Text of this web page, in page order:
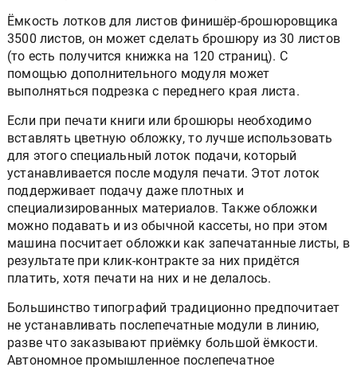
Ёмкость лотков для листов финишёр-брошюровщика
3500 листов, он может сделать брошюру из 30 листов
(то есть получится книжка на 120 страниц). С
помощью дополнительного модуля может
выполняться подрезка с переднего края листа.
Если при печати книги или брошюры необходимо
вставлять цветную обложку, то лучше использовать
для этого специальный лоток подачи, который
устанавливается после модуля печати. Этот лоток
поддерживает подачу даже плотных и
специализированных материалов. Также обложки
можно подавать и из обычной кассеты, но при этом
машина посчитает обложки как запечатанные листы, в
результате при клик-контракте за них придётся
платить, хотя печати на них и не делалось.
Большинство типографий традиционно предпочитает
не устанавливать послепечатные модули в линию,
разве что заказывают приёмку большой ёмкости.
Автономное промышленное послепечатное